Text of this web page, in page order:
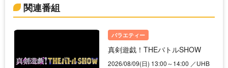
関連番組
バラエティー
真剣遊戯！THEバトルSHOW
2026/08/09(日) 13:00～14:00 ／UHB